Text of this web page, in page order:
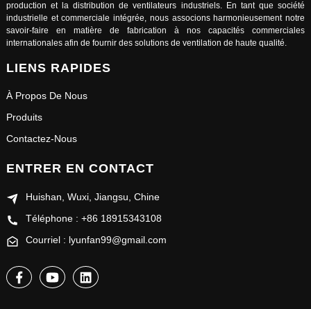
production et la distribution de ventilateurs industriels. En tant que société
industrielle et commerciale intégrée, nous associons harmonieusement notre
savoir-faire en matière de fabrication à nos capacités commerciales
internationales afin de fournir des solutions de ventilation de haute qualité.
LIENS RAPIDES
À Propos De Nous
Produits
Contactez-Nous
ENTRER EN CONTACT
Huishan, Wuxi, Jiangsu, Chine
Téléphone : +86 18915343108
Courriel : lyunfan99@gmail.com